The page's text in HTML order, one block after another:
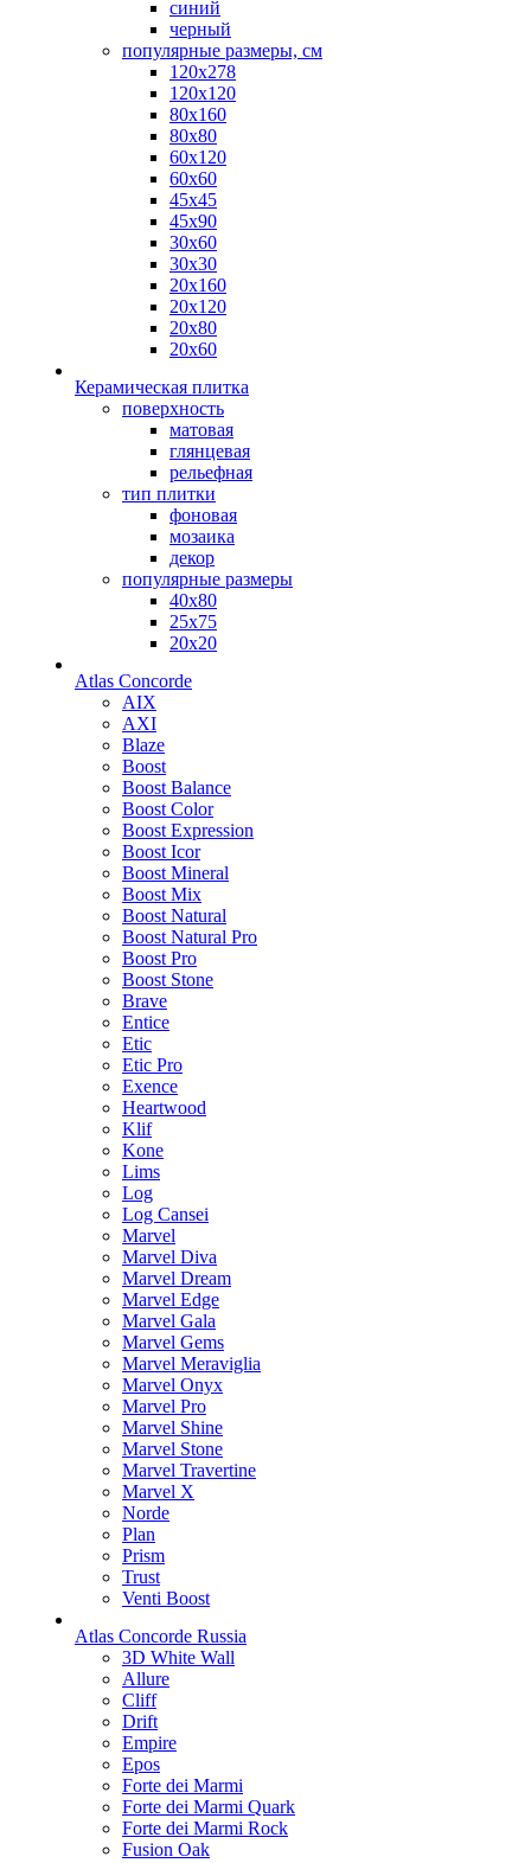
синий
черный
популярные размеры, см
120х278
120х120
80х160
80х80
60х120
60х60
45х45
45х90
30х60
30х30
20х160
20х120
20х80
20х60
Керамическая плитка
поверхность
матовая
глянцевая
рельефная
тип плитки
фоновая
мозаика
декор
популярные размеры
40х80
25х75
20х20
Atlas Concorde
AIX
AXI
Blaze
Boost
Boost Balance
Boost Color
Boost Expression
Boost Icor
Boost Mineral
Boost Mix
Boost Natural
Boost Natural Pro
Boost Pro
Boost Stone
Brave
Entice
Etic
Etic Pro
Exence
Heartwood
Klif
Kone
Lims
Log
Log Cansei
Marvel
Marvel Diva
Marvel Dream
Marvel Edge
Marvel Gala
Marvel Gems
Marvel Meraviglia
Marvel Onyx
Marvel Pro
Marvel Shine
Marvel Stone
Marvel Travertine
Marvel X
Norde
Plan
Prism
Trust
Venti Boost
Atlas Concorde Russia
3D White Wall
Allure
Cliff
Drift
Empire
Epos
Forte dei Marmi
Forte dei Marmi Quark
Forte dei Marmi Rock
Fusion Oak